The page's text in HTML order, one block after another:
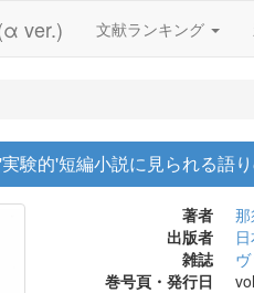
ver.) 文献ランキング
'実験的'短編小説に見られる語
著者
出版者
雑誌
巻号頁・発行日